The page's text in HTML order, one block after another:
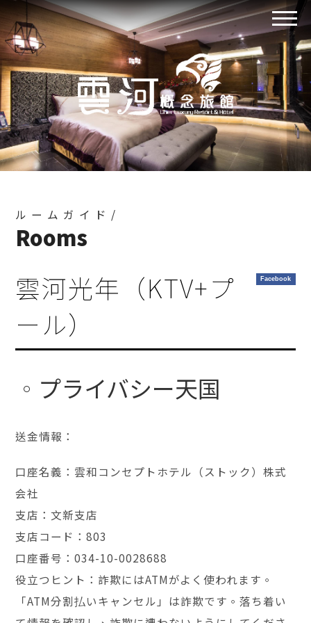
ルームガイド/
Rooms
Facebook
雲河光年（KTV+プ
ール）
プライバシー天国
送金情報：
口座名義：雲和コンセプトホテル（ストック）株式
会社
支店：文新支店
支店コード：803
口座番号：034-10-0028688
役立つヒント：詐欺にはATMがよく使われます。
「ATM分割払いキャンセル」は詐欺です。落ち着い